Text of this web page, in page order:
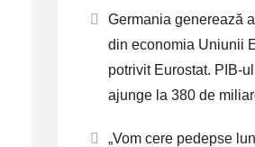
Germania generează
din economia Uniunii
potrivit Eurostat. PIB-
ajunge la 380 de
„Vom cere pedepse